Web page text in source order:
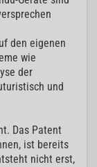
den eigenen
wie
der
und
Das Patent
ist bereits
nicht erst,